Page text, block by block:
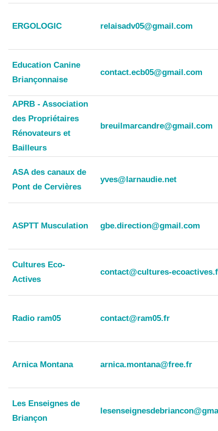
ERGOLOGIC relaisadv05@gmail.com
Education Canine
Briançonnaise
contact.ecb05@gmail.com
APRB - Association
des Propriétaires
Rénovateurs et
Bailleurs
breuilmarcandre@gmail.com
ASA des canaux de
Pont de Cervières
yves@larnaudie.net
ASPTT Musculation gbe.direction@gmail.com
Cultures Eco-
Actives
contact@cultures-
Radio ram05 contact@ram05.fr
Arnica Montana arnica.montana@free.fr
Les Enseignes de
Briançon